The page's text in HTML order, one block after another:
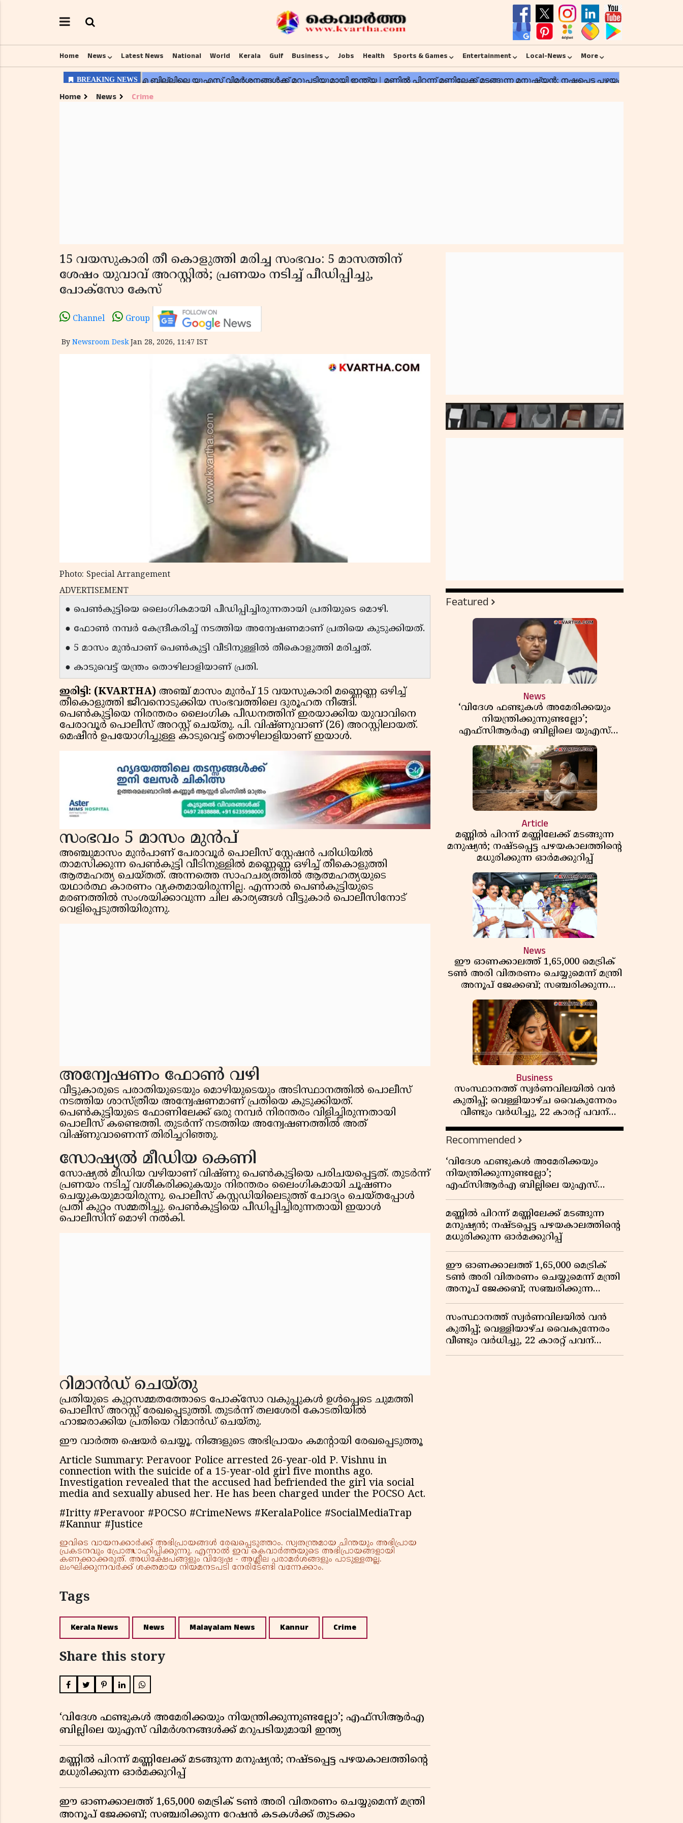
Home News Latest News National World Kerala Gulf Business Jobs Health Sports & Games Entertainment Local-News More
Home News Crime
15 വയസുകാരി തീ കൊളുത്തി മരിച്ച സംഭവം: 5 മാസത്തിന്
ശേഷം യുവാവ് അറസ്റ്റിൽ; പ്രണയം നടിച്ച് പീഡിപ്പിച്ചു,
പോക്സോ കേസ്
Channel Group
By Newsroom Desk Jan 28, 2026, 11:47 IST
Photo: Special Arrangement
ADVERTISEMENT
● പെൺകുട്ടിയെ ലൈംഗികമായി പീഡിപ്പിച്ചിരുന്നതായി പ്രതിയുടെ മൊഴി.
● ഫോൺ നമ്പർ കേന്ദ്രീകരിച്ച് നടത്തിയ അന്വേഷണമാണ് പ്രതിയെ കുടുക്കിയത്.
● 5 മാസം മുൻപാണ് പെൺകുട്ടി വീടിനുള്ളിൽ തീകൊളുത്തി മരിച്ചത്.
● കാടുവെട്ട് യന്ത്രം തൊഴിലാളിയാണ് പ്രതി.
ഇരിട്ടി: (KVARTHA) അഞ്ച് മാസം മുൻപ് 15 വയസുകാരി മണ്ണെണ്ണ ഒഴിച്ച്
തീകൊളുത്തി ജീവനൊടുക്കിയ സംഭവത്തിലെ ദുരൂഹത നീങ്ങി.
പെൺകുട്ടിയെ നിരന്തരം ലൈംഗിക പീഡനത്തിന് ഇരയാക്കിയ യുവാവിനെ
പേരാവൂർ പൊലീസ് അറസ്റ്റ് ചെയ്തു. പി. വിഷ്ണുവാണ് (26) അറസ്റ്റിലായത്.
മെഷീൻ ഉപയോഗിച്ചുള്ള കാടുവെട്ട് തൊഴിലാളിയാണ് ഇയാൾ.
സംഭവം 5 മാസം മുൻപ്
അഞ്ചുമാസം മുന്‍പാണ് പേരാവൂര്‍ പൊലീസ് സ്റ്റേഷന്‍ പരിധിയില്‍
താമസിക്കുന്ന പെണ്‍കുട്ടി വീടിനുള്ളിൽ മണ്ണെണ്ണ ഒഴിച്ച് തീകൊളുത്തി
ആത്മഹത്യ ചെയ്തത്. അന്നത്തെ സാഹചര്യത്തിൽ ആത്മഹത്യയുടെ
യഥാർത്ഥ കാരണം വ്യക്തമായിരുന്നില്ല. എന്നാൽ പെൺകുട്ടിയുടെ
മരണത്തിൽ സംശയിക്കാവുന്ന ചില കാര്യങ്ങൾ വീട്ടുകാർ പൊലീസിനോട്
വെളിപ്പെടുത്തിയിരുന്നു.
അന്വേഷണം ഫോൺ വഴി
വീട്ടുകാരുടെ പരാതിയുടെയും മൊഴിയുടെയും അടിസ്ഥാനത്തിൽ പൊലീസ്
നടത്തിയ ശാസ്ത്രീയ അന്വേഷണമാണ് പ്രതിയെ കുടുക്കിയത്.
പെണ്‍കുട്ടിയുടെ ഫോണിലേക്ക് ഒരു നമ്പർ നിരന്തരം വിളിച്ചിരുന്നതായി
പൊലീസ് കണ്ടെത്തി. തുടർന്ന് നടത്തിയ അന്വേഷണത്തിൽ അത്
വിഷ്ണുവാണെന്ന് തിരിച്ചറിഞ്ഞു.
സോഷ്യൽ മീഡിയ കെണി
സോഷ്യൽ മീഡിയ വഴിയാണ് വിഷ്ണു പെൺകുട്ടിയെ പരിചയപ്പെട്ടത്. തുടർന്ന്
പ്രണയം നടിച്ച് വശീകരിക്കുകയും നിരന്തരം ലൈംഗികമായി ചൂഷണം
ചെയ്യുകയുമായിരുന്നു. പൊലീസ് കസ്റ്റഡിയിലെടുത്ത് ചോദ്യം ചെയ്തപ്പോൾ
പ്രതി കുറ്റം സമ്മതിച്ചു. പെൺകുട്ടിയെ പീഡിപ്പിച്ചിരുന്നതായി ഇയാൾ
പൊലീസിന് മൊഴി നൽകി.
റിമാൻഡ് ചെയ്തു
പ്രതിയുടെ കുറ്റസമ്മതത്തോടെ പോക്‌സോ വകുപ്പുകള്‍ ഉള്‍പ്പെടെ ചുമത്തി
പൊലീസ് അറസ്റ്റ് രേഖപ്പെടുത്തി. തുടർന്ന് തലശേരി കോടതിയിൽ
ഹാജരാക്കിയ പ്രതിയെ റിമാൻഡ് ചെയ്തു.
ഈ വാർത്ത ഷെയർ ചെയ്യൂ. നിങ്ങളുടെ അഭിപ്രായം കമന്റായി രേഖപ്പെടുത്തൂ
Article Summary: Peravoor Police arrested 26-year-old P. Vishnu in
connection with the suicide of a 15-year-old girl five months ago.
Investigation revealed that the accused had befriended the girl via social
media and sexually abused her. He has been charged under the POCSO Act.
#Iritty #Peravoor #POCSO #CrimeNews #KeralaPolice #SocialMediaTrap
#Kannur #Justice
ഇവിടെ വായനക്കാർക്ക് അഭിപ്രായങ്ങൾ രേഖപ്പെടുത്താം. സ്വതന്ത്രമായ ചിന്തയും അഭിപ്രായ
പ്രകടനവും പ്രോത്സാഹിപ്പിക്കുന്നു. എന്നാൽ ഇവ കെവാർത്തയുടെ അഭിപ്രായങ്ങളായി
കണക്കാക്കരുത്. അധിക്ഷേപങ്ങളും വിദ്വേഷ - അശ്ലീല പരാമർശങ്ങളും പാടുള്ളതല്ല.
ലംഘിക്കുന്നവർക്ക് ശക്തമായ നിയമനടപടി നേരിടേണ്ടി വന്നേക്കാം.
Tags
Kerala News News Malayalam News Kannur Crime
Share this story
‘വിദേശ ഫണ്ടുകൾ അമേരിക്കയും നിയന്ത്രിക്കുന്നുണ്ടല്ലോ’; എഫ്സിആർഎ
ബില്ലിലെ യുഎസ് വിമർശനങ്ങൾക്ക് മറുപടിയുമായി ഇന്ത്യ
മണ്ണിൽ പിറന്ന് മണ്ണിലേക്ക് മടങ്ങുന്ന മനുഷ്യൻ; നഷ്ടപ്പെട്ട പഴയകാലത്തിൻ്റെ
മധുരിക്കുന്ന ഓർമക്കുറിപ്പ്
ഈ ഓണക്കാലത്ത് 1,65,000 മെട്രിക് ടൺ അരി വിതരണം ചെയ്യുമെന്ന് മന്ത്രി
അനൂപ് ജേക്കബ്; സഞ്ചരിക്കുന്ന റേഷൻ കടകൾക്ക് തുടക്കം
Featured
News
‘വിദേശ ഫണ്ടുകൾ അമേരിക്കയും
നിയന്ത്രിക്കുന്നുണ്ടല്ലോ’;
എഫ്സിആർഎ ബില്ലിലെ യുഎസ്
വിമർശനങ്ങൾക്ക് മറുപടിയുമായി ഇന്ത്യ
Article
മണ്ണിൽ പിറന്ന് മണ്ണിലേക്ക് മടങ്ങുന്ന
മനുഷ്യൻ; നഷ്ടപ്പെട്ട പഴയകാലത്തിൻ്റെ
മധുരിക്കുന്ന ഓർമക്കുറിപ്പ്
News
ഈ ഓണക്കാലത്ത് 1,65,000 മെട്രിക്
ടൺ അരി വിതരണം ചെയ്യുമെന്ന് മന്ത്രി
അനൂപ് ജേക്കബ്; സഞ്ചരിക്കുന്ന
റേഷൻ കടകൾക്ക് തുടക്കം
Business
സംസ്ഥാനത്ത് സ്വർണവിലയിൽ വൻ
കുതിപ്പ്; വെള്ളിയാഴ്ച വൈകുന്നേരം
വീണ്ടും വർധിച്ചു, 22 കാരറ്റ് പവന്
1,10,920 രൂപയായി
Recommended
‘വിദേശ ഫണ്ടുകൾ അമേരിക്കയും
നിയന്ത്രിക്കുന്നുണ്ടല്ലോ’;
എഫ്സിആർഎ ബില്ലിലെ യുഎസ്
വിമർശനങ്ങൾക്ക് മറുപടിയുമായി ഇന്ത്യ
മണ്ണിൽ പിറന്ന് മണ്ണിലേക്ക് മടങ്ങുന്ന
മനുഷ്യൻ; നഷ്ടപ്പെട്ട പഴയകാലത്തിൻ്റെ
മധുരിക്കുന്ന ഓർമക്കുറിപ്പ്
ഈ ഓണക്കാലത്ത് 1,65,000 മെട്രിക്
ടൺ അരി വിതരണം ചെയ്യുമെന്ന് മന്ത്രി
അനൂപ് ജേക്കബ്; സഞ്ചരിക്കുന്ന
റേഷൻ കടകൾക്ക് തുടക്കം
സംസ്ഥാനത്ത് സ്വർണവിലയിൽ വൻ
കുതിപ്പ്; വെള്ളിയാഴ്ച വൈകുന്നേരം
വീണ്ടും വർധിച്ചു, 22 കാരറ്റ് പവന്
1,10,920 രൂപയായി